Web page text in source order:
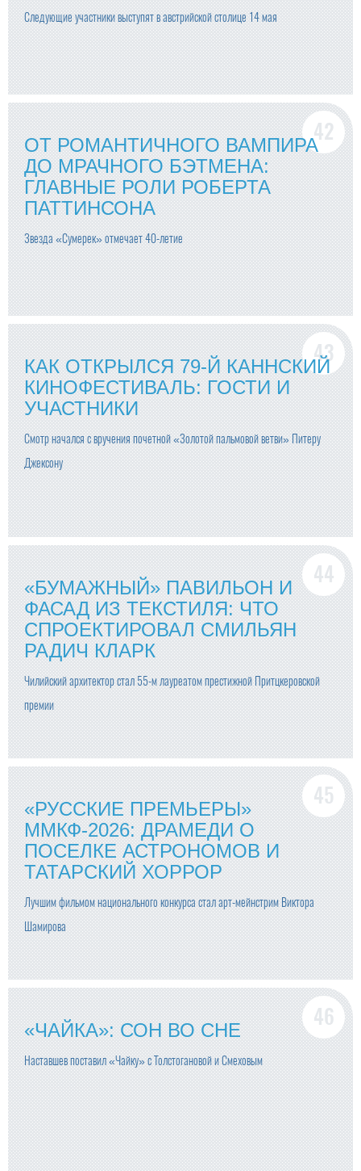
Следующие участники выступят в австрийской столице 14 мая
ОТ РОМАНТИЧНОГО ВАМПИРА
ДО МРАЧНОГО БЭТМЕНА:
ГЛАВНЫЕ РОЛИ РОБЕРТА
ПАТТИНСОНА
Звезда «Сумерек» отмечает 40-летие
КАК ОТКРЫЛСЯ 79-Й КАННСКИЙ
КИНОФЕСТИВАЛЬ: ГОСТИ И
УЧАСТНИКИ
Смотр начался с вручения почетной «Золотой пальмовой ветви» Питеру
Джексону
«БУМАЖНЫЙ» ПАВИЛЬОН И
ФАСАД ИЗ ТЕКСТИЛЯ: ЧТО
СПРОЕКТИРОВАЛ СМИЛЬЯН
РАДИЧ КЛАРК
Чилийский архитектор стал 55-м лауреатом престижной Притцкеровской
премии
«РУССКИЕ ПРЕМЬЕРЫ»
ММКФ-2026: ДРАМЕДИ О
ПОСЕЛКЕ АСТРОНОМОВ И
ТАТАРСКИЙ ХОРРОР
Лучшим фильмом национального конкурса стал арт-мейнстрим Виктора
Шамирова
«ЧАЙКА»: СОН ВО СНЕ
Наставшев поставил «Чайку» с Толстогановой и Смеховым